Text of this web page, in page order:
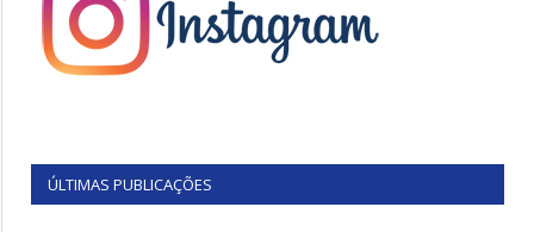
ÚLTIMAS PUBLICAÇÕES